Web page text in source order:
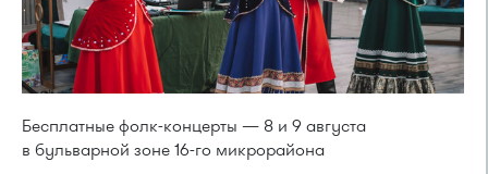
Бесплатные фолк-концерты — 8 и 9 августа
в бульварной зоне 16-го микрорайона